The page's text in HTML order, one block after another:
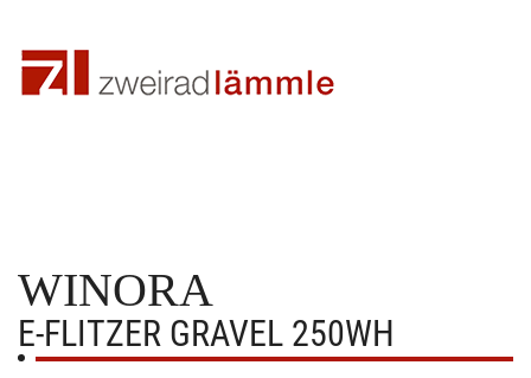
WINORA
E-FLITZER GRAVEL 250WH